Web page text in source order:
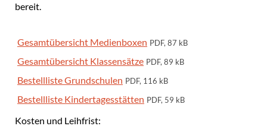
bereit.
Gesamtübersicht Medienboxen PDF, 87 kB
Gesamtübersicht Klassensätze PDF, 89 kB
Bestellliste Grundschulen PDF, 116 kB
Bestellliste Kindertagesstätten PDF, 59 kB
Kosten und Leihfrist: